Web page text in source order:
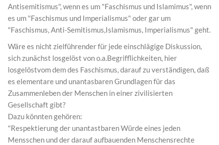
Antisemitismus", wenn es um "Faschismus und Islamimus", wenn
es um "Faschismus und Imperialismus" oder gar um
"Faschismus, Anti-Semitismus,Islamismus, Imperialismus" geht.
Wäre es nicht zielführender für jede einschlägige Diskussion,
sich zunächst losgelöst von o.a.Begrifflichkeiten, hier
losgelöstvom dem des Faschismus, darauf zu verständigen, daß
es elementare und unantasbaren Grundlagen für das
Zusammenleben der Menschen in einer zivilisierten
Gesellschaft gibt?
Dazu könnten gehören:
"Respektierung der unantastbaren Würde eines jeden
Mensschen und der darauf aufbauenden Menschensrechte